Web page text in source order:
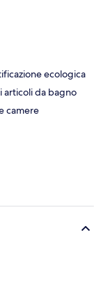
ecologica
articoli da bagno
camere